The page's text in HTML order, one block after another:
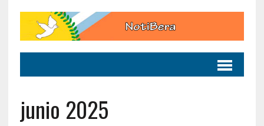
junio 2025